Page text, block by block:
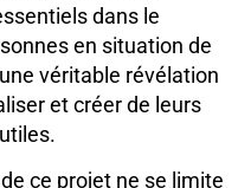
dans le
en situation de
véritable révélation
et créer de leurs
ce projet ne se limite